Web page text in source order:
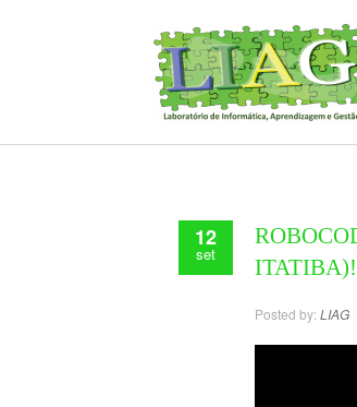
12
set
ITATIBA)!
Posted by: LIAG